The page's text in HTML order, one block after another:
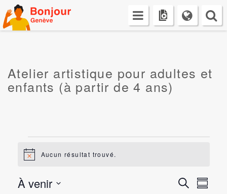
Skip
to
content
Atelier artistique pour adultes et
enfants (à partir de 4 ans)
Évènements
NoticeAucun résultat trouvé.
Recherche
de
Résumé
À venir